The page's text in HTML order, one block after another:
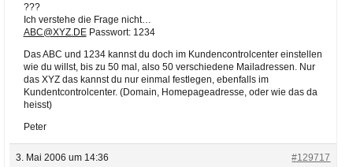
???
Ich verstehe die Frage nicht…
ABC@XYZ.DEPasswort: 1234
Das ABC und 1234 kannst du doch im Kundencontrolcenter einstellen
wie du willst, bis zu 50 mal, also 50 verschiedene Mailadressen. Nur
das XYZ das kannst du nur einmal festlegen, ebenfalls im
Kundentcontrolcenter. (Domain, Homepageadresse, oder wie das da
heisst)
Peter
3. Mai 2006 um 14:36 #129717